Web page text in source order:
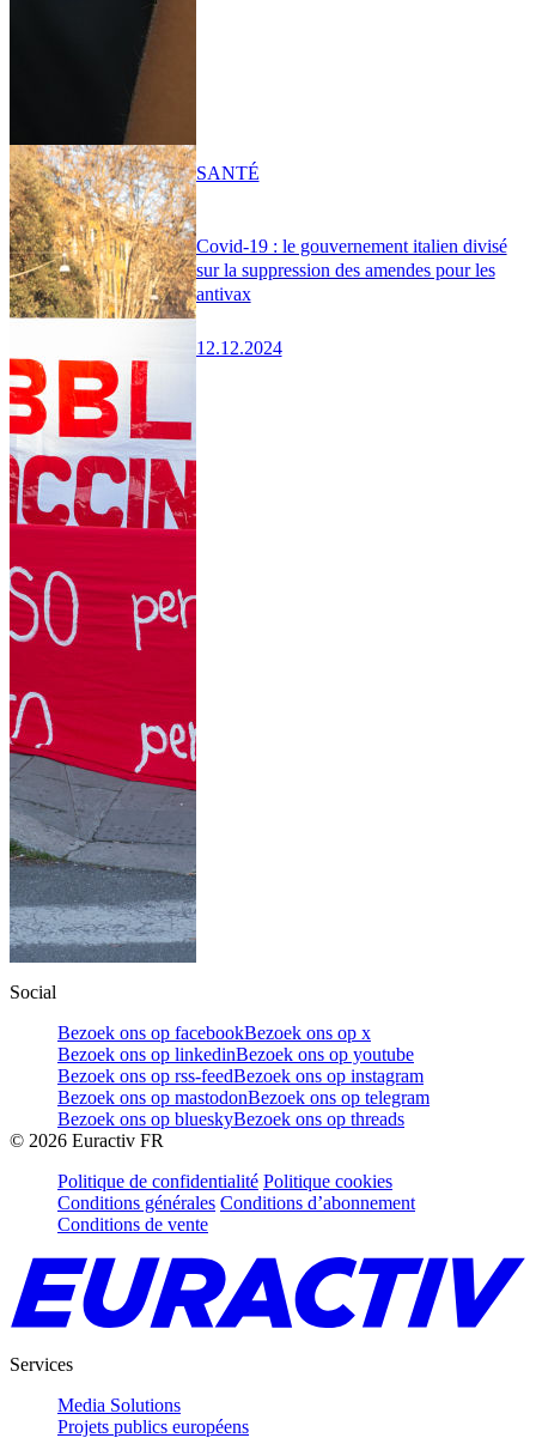
Covid-19 : le gouvernement italien divisé
sur la suppression des amendes pour les
antivax
12.12.2024
SANTÉ
Social
Bezoek ons op facebookBezoek ons op x
Bezoek ons op linkedinBezoek ons op youtube
Bezoek ons op rss-feedBezoek ons op instagram
Bezoek ons op mastodonBezoek ons op telegram
Bezoek ons op blueskyBezoek ons op threads
© 2026 Euractiv FR
Politique de confidentialité Politique cookies
Conditions générales Conditions d’abonnement
Conditions de vente
Services
Media Solutions
Projets publics européens